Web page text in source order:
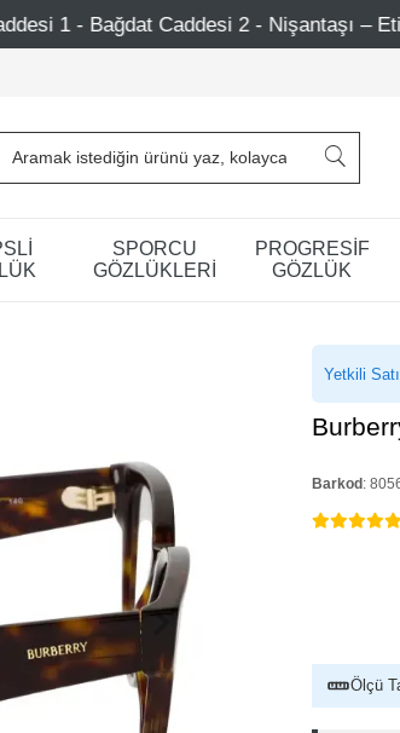
2 - Nişantaşı – Etiler – Ataşehir
SPORCU
GÖZLÜKLERİ
PROGRESİF
GÖZLÜK
Yetkili
Barkod :
Ölçü